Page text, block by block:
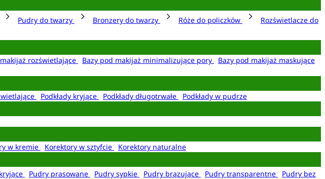
Pudry do twarzy Bronzery do twarzy Róże do policzków
Rozświetlacze do
rozświetlające Bazy pod makijaż minimalizujące pory
Bazy pod makijaż maskujące
Podkłady kryjące Podkłady długotrwałe
Podkłady w pudrze
w kremie Korektory w sztyfcie
Korektory naturalne
Pudry prasowane Pudry sypkie Pudry brązujące Pudry transparentne
Pudry bez